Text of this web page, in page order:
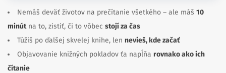
Nemáš deväť životov na prečítanie všetkého – ale máš 10
minútna to, zistiť, či to vôbec stojí za čas
Túžiš po ďalšej skvelej knihe, len nevieš, kde začať
Objavovanie knižných pokladov ťa napĺňa rovnako ako ich
čítanie